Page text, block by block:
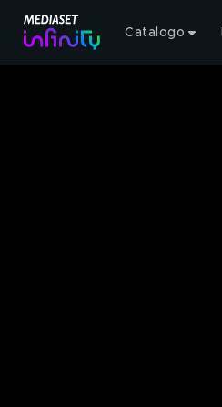
Catalogo